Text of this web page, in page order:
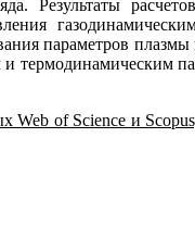
Результаты
параметров
термодинамическим
Web of Science и